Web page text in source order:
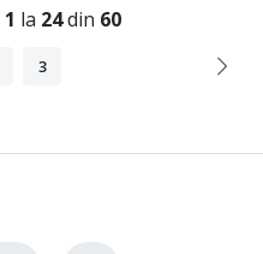
1 la 24din 60
3